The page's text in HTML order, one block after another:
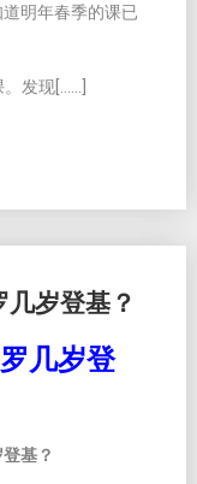
明年春季的课已
发现[……]
岁登基？
几岁登
基？